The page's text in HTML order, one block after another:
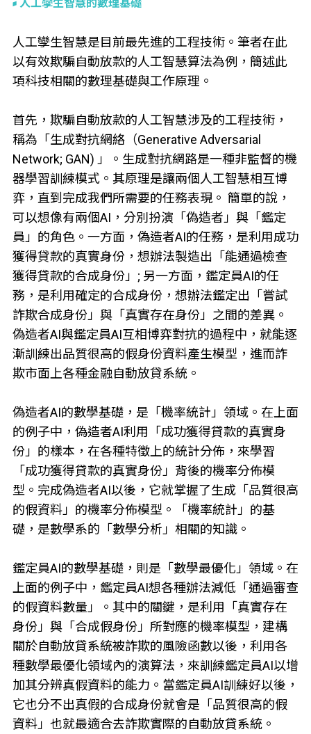
人工孿生智慧的數理基礎
人工孿生智慧是目前最先進的工程技術。筆者在此
以有效欺騙自動放款的人工智慧算法為例，簡述此
項科技相關的數理基礎與工作原理。
首先，欺騙自動放款的人工智慧涉及的工程技術，
稱為「生成對抗網絡（Generative Adversarial
Network; GAN) 」。生成對抗網路是一種非監督的機
器學習訓練模式。其原理是讓兩個人工智慧相互博
弈，直到完成我們所需要的任務表現。 簡單的說，
可以想像有兩個AI，分別扮演「偽造者」與「鑑定
員」的角色。一方面，偽造者AI的任務，是利用成功
獲得貸款的真實身份，想辦法製造出「能通過檢查
獲得貸款的合成身份」; 另一方面，鑑定員AI的任
務，是利用確定的合成身份，想辦法鑑定出「嘗試
詐欺合成身份」與「真實存在身份」之間的差異。
偽造者AI與鑑定員AI互相博弈對抗的過程中，就能逐
漸訓練出品質很高的假身份資料產生模型，進而詐
欺市面上各種金融自動放貸系統。
偽造者AI的數學基礎，是「機率統計」領域。在上面
的例子中，偽造者AI利用「成功獲得貸款的真實身
份」的樣本，在各種特徵上的統計分佈，來學習
「成功獲得貸款的真實身份」背後的機率分佈模
型。完成偽造者AI以後，它就掌握了生成「品質很高
的假資料」的機率分佈模型。「機率統計」的基
礎，是數學系的「數學分析」相關的知識。
鑑定員AI的數學基礎，則是「數學最優化」領域。在
上面的例子中，鑑定員AI想各種辦法減低「通過審查
的假資料數量」。其中的關鍵，是利用「真實存在
身份」與「合成假身份」所對應的機率模型，建構
關於自動放貸系統被詐欺的風險函數以後，利用各
種數學最優化領域內的演算法，來訓練鑑定員AI以增
加其分辨真假資料的能力。當鑑定員AI訓練好以後，
它也分不出真假的合成身份就會是「品質很高的假
資料」也就最適合去詐欺實際的自動放貸系統。